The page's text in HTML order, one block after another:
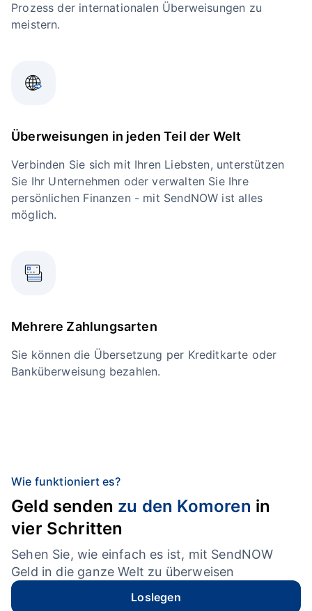
Prozess der internationalen Überweisungen zu
meistern.
Überweisungen in jeden Teil der Welt
Verbinden Sie sich mit Ihren Liebsten, unterstützen
Sie Ihr Unternehmen oder verwalten Sie Ihre
persönlichen Finanzen - mit SendNOW ist alles
möglich.
Mehrere Zahlungsarten
Sie können die Übersetzung per Kreditkarte oder
Banküberweisung bezahlen.
Wie funktioniert es?
Geld senden zu den Komoren in
vier Schritten
Sehen Sie, wie einfach es ist, mit SendNOW
Geld in die ganze Welt zu überweisen
Loslegen